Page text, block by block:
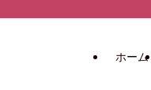
ホーム